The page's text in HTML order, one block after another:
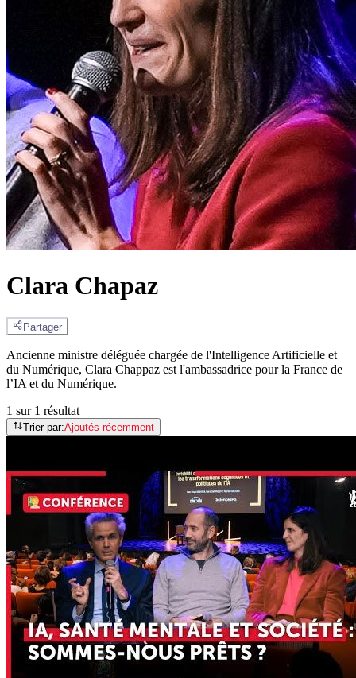
Clara Chapaz
Partager
Ancienne ministre déléguée chargée de l'Intelligence Artificielle et
du Numérique, Clara Chappaz est l'ambassadrice pour la France de
l’IA et du Numérique.
1 sur 1 résultat
Trier par:Ajoutés récemment